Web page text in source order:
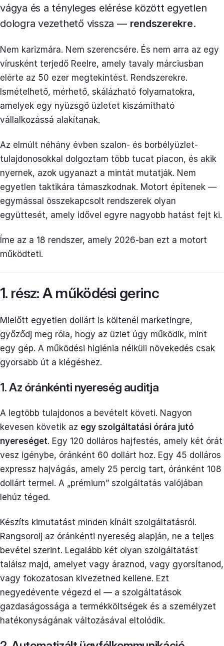
vágya és a tényleges elérése között egyetlen
dologra vezethető vissza — rendszerekre.
Nem karizmára. Nem szerencsére. És nem arra az egy
vírusként terjedő Reelre, amely tavaly márciusban
elérte az 50 ezer megtekintést. Rendszerekre.
Ismételhető, mérhető, skálázható folyamatokra,
amelyek egy nyüzsgő üzletet kiszámítható
vállalkozássá alakítanak.
Az elmúlt néhány évben szalon- és borbélyüzlet-
tulajdonosokkal dolgoztam több tucat piacon, és akik
nyernek, azok ugyanazt a mintát mutatják. Nem
egyetlen taktikára támaszkodnak. Motort építenek —
egymással összekapcsolt rendszerek olyan
együttesét, amely idővel egyre nagyobb hatást fejt ki.
Íme az a 18 rendszer, amely 2026-ban ezt a motort
működteti.
1. rész: A működési gerinc
Mielőtt egyetlen dollárt is költenél marketingre,
győződj meg róla, hogy az üzlet úgy működik, mint
egy gép. A működési higiénia nélküli növekedés csak
gyorsabb út a kiégéshez.
1. Az óránkénti nyereség auditja
A legtöbb tulajdonos a bevételt követi. Nagyon
kevesen követik az egy szolgáltatási órára jutó
nyereséget. Egy 120 dolláros hajfestés, amely két órát
vesz igénybe, óránként 60 dollárt hoz. Egy 45 dolláros
expressz hajvágás, amely 25 percig tart, óránként 108
dollárt termel. A „prémium” szolgáltatás valójában
lehúz téged.
Készíts kimutatást minden kínált szolgáltatásról.
Rangsorolj az óránkénti nyereség alapján, ne a teljes
bevétel szerint. Legalább két olyan szolgáltatást
találsz majd, amelyet vagy áraznod, vagy gyorsítanod,
vagy fokozatosan kivezetned kellene. Ezt
negyedévente végezd el — a szolgáltatások
gazdaságossága a termékköltségek és a személyzet
hatékonyságának változásával eltolódik.